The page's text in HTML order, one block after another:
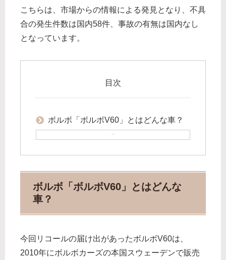
こちらは、市場からの情報による発見となり、不具
合の発生件数は国内58件、事故の有無は国内なし
となっています。
目次
ボルボ「ボルボV60」とはどんな車？
ボルボ「ボルボV60」とはどんな
車？
今回リコールの届け出があったボルボV60は、
2010年にボルボカーズの本国スウェーデンで販売